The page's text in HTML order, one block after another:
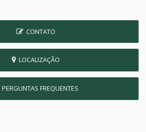
CONTATO
LOCALIZAÇÃO
FREQUENTES